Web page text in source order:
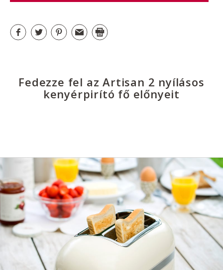
Fedezze fel az Artisan 2 nyílásos
kenyérpirító fő előnyeit